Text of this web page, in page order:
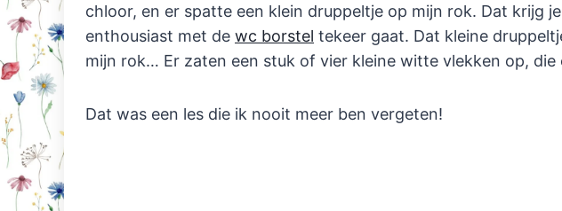
chloor, en er spatte een klein druppeltje op mijn rok. Dat krijg
enthousiast met de wc borstel tekeer gaat. Dat kleine
mijn rok… Er zaten een stuk of vier kleine witte vlekken op, die
Dat was een les die ik nooit meer ben vergeten!